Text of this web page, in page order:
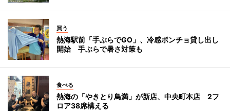
買う
熱海駅前「手ぶらでGO」、冷感ポンチョ貸し出し
開始 手ぶらで暑さ対策も
食べる
熱海の「やきとり鳥満」が新店、中央町本店 2フ
ロア38席構える